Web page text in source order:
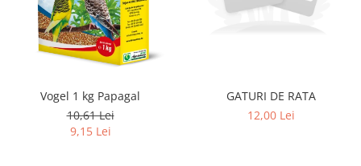
Vogel 1 kg Papagal
10,61 Lei
9,15 Lei
GATURI DE RATA
12,00 Lei